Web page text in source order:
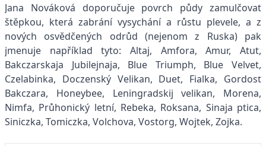
Jana Nováková doporučuje povrch půdy zamulčovat
štěpkou, která zabrání vysychání a růstu plevele, a z
nových osvědčených odrůd (nejenom z Ruska) pak
jmenuje například tyto: Altaj, Amfora, Amur, Atut,
Bakczarskaja Jubilejnaja, Blue Triumph, Blue Velvet,
Czelabinka, Doczenský Velikan, Duet, Fialka, Gordosť
Bakczara, Honeybee, Leningradskij velikan, Morena,
Nimfa, Průhonický letní, Rebeka, Roksana, Sinaja ptica,
Siniczka, Tomiczka, Volchova, Vostorg, Wojtek, Zojka.